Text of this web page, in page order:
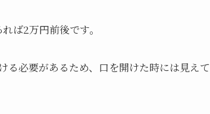
ば2万円前後です。
る必要があるため、口を開けた時には見えて